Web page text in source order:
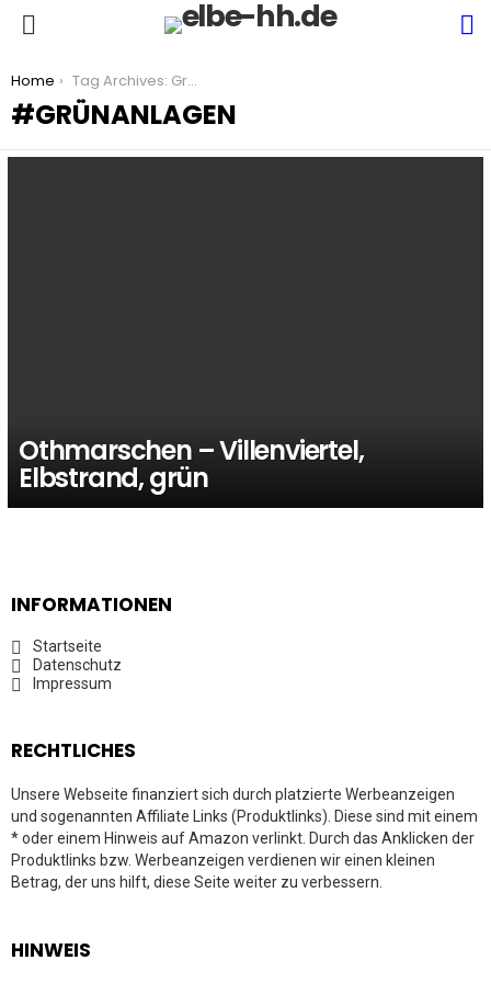
You are here:
Home Tag Archives: Grünanlagen
GRÜNANLAGEN
Othmarschen – Villenviertel,
Elbstrand, grün
INFORMATIONEN
Startseite
Datenschutz
Impressum
RECHTLICHES
Unsere Webseite finanziert sich durch platzierte Werbeanzeigen
und sogenannten Affiliate Links (Produktlinks). Diese sind mit einem
* oder einem Hinweis auf Amazon verlinkt. Durch das Anklicken der
Produktlinks bzw. Werbeanzeigen verdienen wir einen kleinen
Betrag, der uns hilft, diese Seite weiter zu verbessern.
HINWEIS